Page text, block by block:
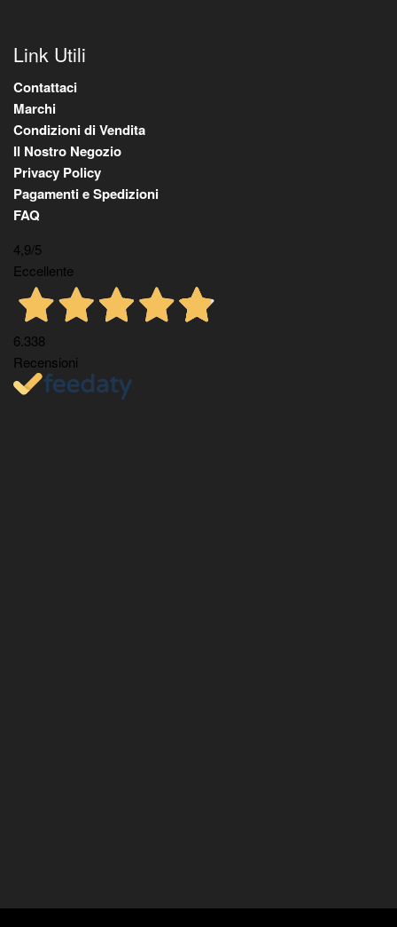
Link Utili
Contattaci
Marchi
Condizioni di Vendita
Il Nostro Negozio
Privacy Policy
Pagamenti e Spedizioni
FAQ
4,9/5
Eccellente
6.338
Recensioni